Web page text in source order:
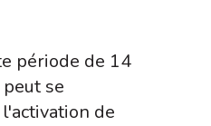
période de 14
se
de